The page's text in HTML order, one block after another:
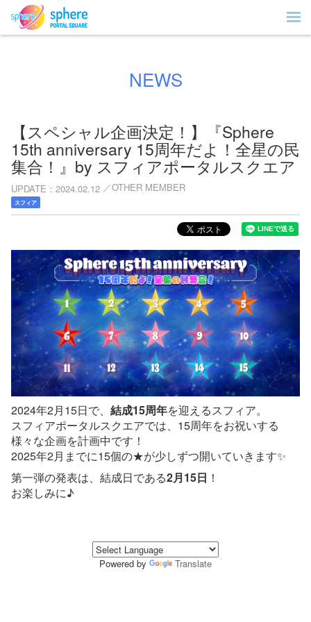
NEWS
【スペシャル企画決定！】『Sphere
15th anniversary 15周年だよ！全星の民
集合！』by スフィアポータルスクエア
UPDATE 2024.02.12 OTHER MEMBER
スフィア
2024年2月15日で、 結成15周年を迎えるスフィア。
スフィアポータルスクエアでは、15周年をお祝いする
様々な企画を計画中です！
2025年2月までに15個の★が少しずつ開いていきます✨
第一弾の発表は、結成日である2月15日 ！
お楽しみに♪
Powered by Translate